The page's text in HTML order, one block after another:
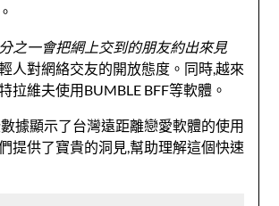
之一會把網上交到的朋友約出來見
人對網絡交友的開放態度。同時,越來
拉維夫使用BUMBLE BFF等軟體。
據顯示了台灣遠距離戀愛軟體的使用
提供了寶貴的洞見,幫助理解這個快速